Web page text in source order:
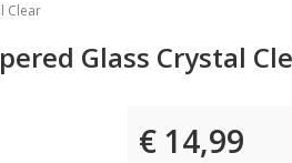
Clear
Glass Crystal
€ 14,99